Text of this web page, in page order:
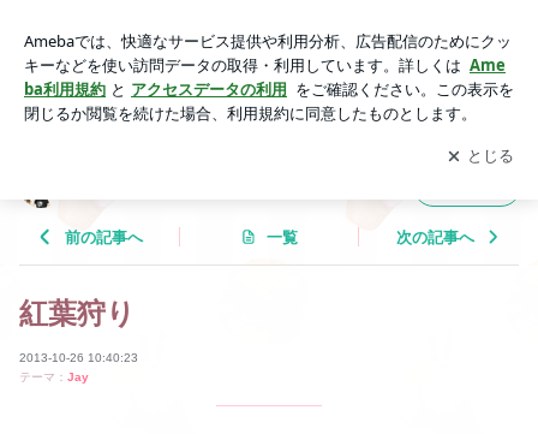
アプリをダウンロードして ブログの更新通知
を受け取りまし
ょう。
開く
前の記事へ 一覧 次の記事へ
紅葉狩り
2013-10-26 10:40:23
テーマ： Jay